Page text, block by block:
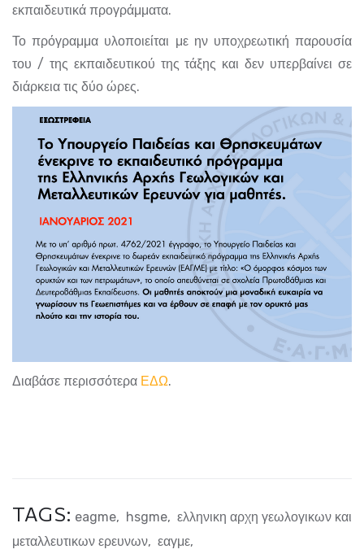
εκπαιδευτικά προγράμματα.
Το πρόγραμμα υλοποιείται με ην υποχρεωτική παρουσία
του / της εκπαιδευτικού της τάξης και δεν υπερβαίνει σε
διάρκεια τις δύο ώρες.
Διαβάσε περισσότερα ΕΔΩ.
TAGS: eagme, hsgme, ελληνικη αρχη γεωλογικων και
μεταλλευτικων ερευνων, εαγμε,